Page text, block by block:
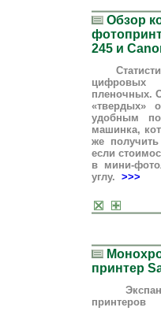
Обзор
245 и
цифровых
пленочных.
«твердых»
удобным
машинка,
же
если
в мини-
углу. >>>
принтер